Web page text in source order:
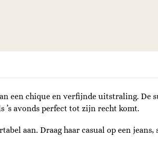
een chique en verfijnde uitstraling. De
’s avonds perfect tot zijn recht komt.
aan. Draag haar casual op een